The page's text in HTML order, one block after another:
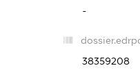
-
38359208